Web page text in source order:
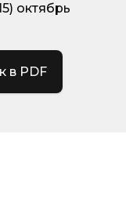
октябрь
в PDF